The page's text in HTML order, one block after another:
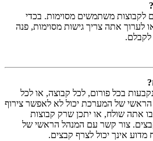
לקבוצות משתמשים מסוימות. בכדי
לערוך אתה צריך גישות מסוימות, פנה
בכל פורום, לכל קבוצה, או לכל
של המערכת יכול לא לאפשר צירוף
אתה שולח, או יתכן שרק קבוצות
צור קשר עם המנהל הראשי של
אינך יכול לצרף קבצים.